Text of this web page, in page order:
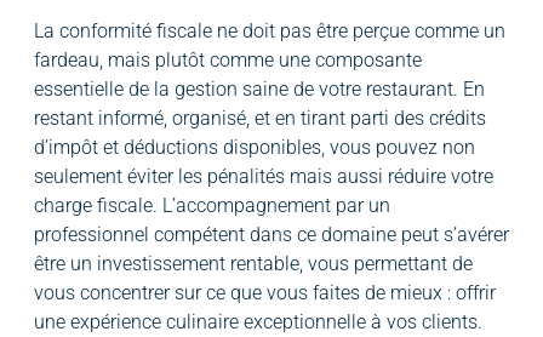
La conformité fiscale ne doit pas être perçue comme un
fardeau, mais plutôt comme une composante
essentielle de la gestion saine de votre restaurant. En
restant informé, organisé, et en tirant parti des crédits
d’impôt et déductions disponibles, vous pouvez non
seulement éviter les pénalités mais aussi réduire votre
charge fiscale. L’accompagnement par un
professionnel compétent dans ce domaine peut s’avérer
être un investissement rentable, vous permettant de
vous concentrer sur ce que vous faites de mieux : offrir
une expérience culinaire exceptionnelle à vos clients.